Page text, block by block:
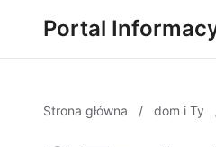
Portal
Strona główna / dom i Ty